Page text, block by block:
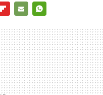
MAIL